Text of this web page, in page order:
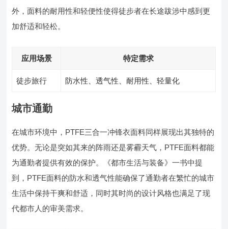
外，面料的耐用性和轻便性使得徒步者在长途跋涉中感到更
加舒适和轻松。
应用场景 特定需求
徒步旅行 防水性、透气性、耐用性、轻量化
城市通勤
在城市环境中，PTFE三合一冲锋衣面料同样展现出其独特的
优势。无论是突如其来的阵雨还是雾霾天气，PTFE面料都能
为通勤者提供有效的保护。《都市生活与装备》一书中提
到，PTFE面料的防水和透气性能确保了通勤者在繁忙的城市
生活中保持干爽和舒适，同时其时尚的设计风格也满足了现
代都市人的审美需求。